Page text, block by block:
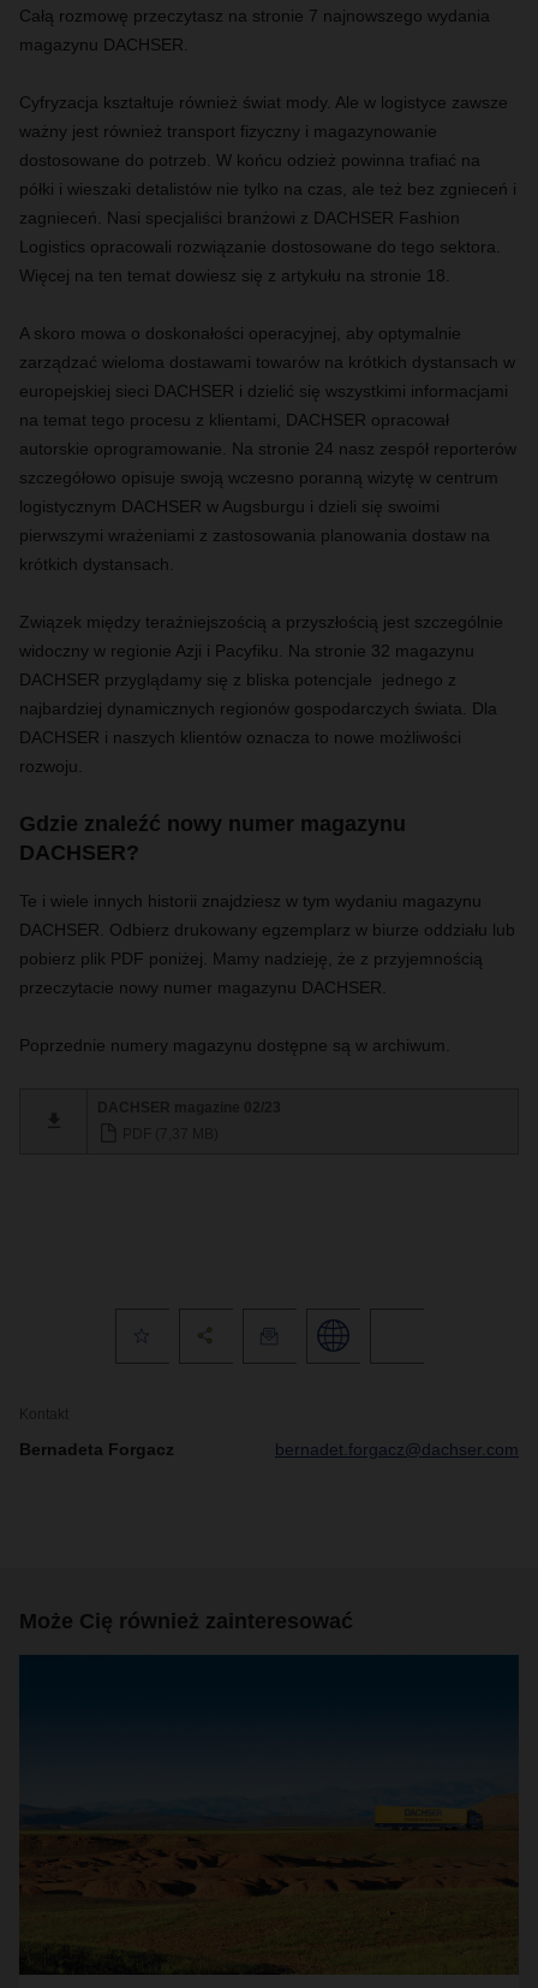
Całą rozmowę przeczytasz na stronie 7 najnowszego wydania
magazynu DACHSER.
Cyfryzacja kształtuje również świat mody. Ale w logistyce zawsze
ważny jest również transport fizyczny i magazynowanie
dostosowane do potrzeb. W końcu odzież powinna trafiać na
półki i wieszaki detalistów nie tylko na czas, ale też bez zgnieceń i
zagnieceń. Nasi specjaliści branżowi z DACHSER Fashion
Logistics opracowali rozwiązanie dostosowane do tego sektora.
Więcej na ten temat dowiesz się z artykułu na stronie 18.
A skoro mowa o doskonałości operacyjnej, aby optymalnie
zarządzać wieloma dostawami towarów na krótkich dystansach w
europejskiej sieci DACHSER i dzielić się wszystkimi informacjami
na temat tego procesu z klientami, DACHSER opracował
autorskie oprogramowanie. Na stronie 24 nasz zespół reporterów
szczegółowo opisuje swoją wczesno poranną wizytę w centrum
logistycznym DACHSER w Augsburgu i dzieli się swoimi
pierwszymi wrażeniami z zastosowania planowania dostaw na
krótkich dystansach.
Związek między teraźniejszością a przyszłością jest szczególnie
widoczny w regionie Azji i Pacyfiku. Na stronie 32 magazynu
DACHSER przyglądamy się z bliska potencjale jednego z
najbardziej dynamicznych regionów gospodarczych świata. Dla
DACHSER i naszych klientów oznacza to nowe możliwości
rozwoju.
Gdzie znaleźć nowy numer magazynu
DACHSER?
Te i wiele innych historii znajdziesz w tym wydaniu magazynu
DACHSER. Odbierz drukowany egzemplarz w biurze oddziału lub
pobierz plik PDF poniżej. Mamy nadzieję, że z przyjemnością
przeczytacie nowy numer magazynu DACHSER.
Poprzednie numery magazynu dostępne są w archiwum.
Kontakt
Bernadeta Forgacz bernadet.forgacz@dachser.com
Może Cię również zainteresować